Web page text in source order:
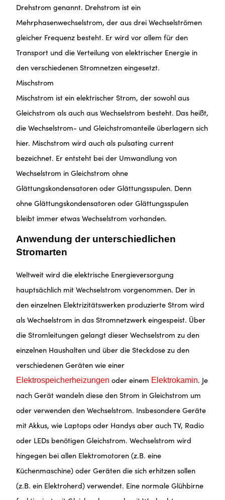
Drehstrom genannt. Drehstrom ist ein
Mehrphasenwechselstrom, der aus drei Wechselströmen
gleicher Frequenz besteht. Er wird vor allem für den
Transport und die Verteilung von elektrischer Energie in
den verschiedenen Stromnetzen eingesetzt.
Mischstrom
Mischstrom ist ein elektrischer Strom, der sowohl aus
Gleichstrom als auch aus Wechselstrom besteht. Das heißt,
die Wechselstrom- und Gleichstromanteile überlagern sich
hier. Mischstrom wird auch als pulsating current
bezeichnet. Er entsteht bei der Umwandlung von
Wechselstrom in Gleichstrom ohne
Glättungskondensatoren oder Glättungsspulen. Denn
ohne Glättungskondensatoren oder Glättungsspulen
bleibt immer etwas Wechselstrom vorhanden.
Anwendung der unterschiedlichen
Stromarten
Weltweit wird die elektrische Energieversorgung
hauptsächlich mit Wechselstrom vorgenommen. Der in
den einzelnen Elektrizitätswerken produzierte Strom wird
als Wechselstrom in das Stromnetzwerk eingespeist. Über
die Stromleitungen gelangt dieser Wechselstrom zu den
einzelnen Haushalten und über die Steckdose zu den
verschiedenen Geräten wie einer
Elektrospeicherheizungen oder einem Elektrokamin. Je
nach Gerät wandeln diese den Strom in Gleichstrom um
oder verwenden den Wechselstrom. Insbesondere Geräte
mit Akkus, wie Laptops oder Handys aber auch TV, Radio
oder LEDs benötigen Gleichstrom. Wechselstrom wird
hingegen bei allen Elektromotoren (z.B. eine
Küchenmaschine) oder Geräten die sich erhitzen sollen
(z.B. ein Elektroherd) verwendet. Eine normale Glühbirne